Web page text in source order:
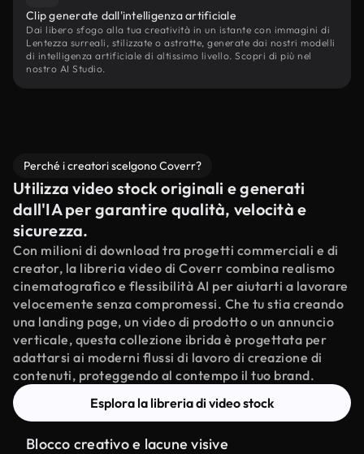
Clip generate dall'intelligenza artificiale
Dai libero sfogo alla tua creatività in un istante con immagini di
Lentezza surreali, stilizzate o astratte, generate dai nostri modelli
di intelligenza artificiale di altissimo livello. Scopri di più nel
nostro AI Studio.
Perché i creatori scelgono Coverr?
Utilizza video stock originali e generati
dall'IA per garantire qualità, velocità e
sicurezza.
Con milioni di download tra progetti commerciali e di
creator, la libreria video di Coverr combina realismo
cinematografico e flessibilità AI per aiutarti a lavorare
velocemente senza compromessi. Che tu stia creando
una landing page, un video di prodotto o un annuncio
verticale, questa collezione ibrida è progettata per
adattarsi ai moderni flussi di lavoro di creazione di
contenuti, proteggendo al contempo il tuo brand.
Esplora la libreria di video stock
Blocco creativo e lacune visive